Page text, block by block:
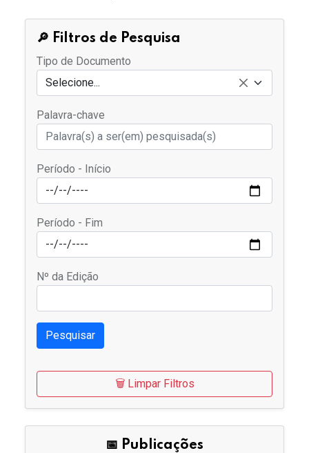
🔎 Filtros de Pesquisa
Tipo de Documento
Selecione...
Palavra-chave
Período - Início
Período - Fim
Nº da Edição
Pesquisar
🗑️ Limpar Filtros
📅 Publicações